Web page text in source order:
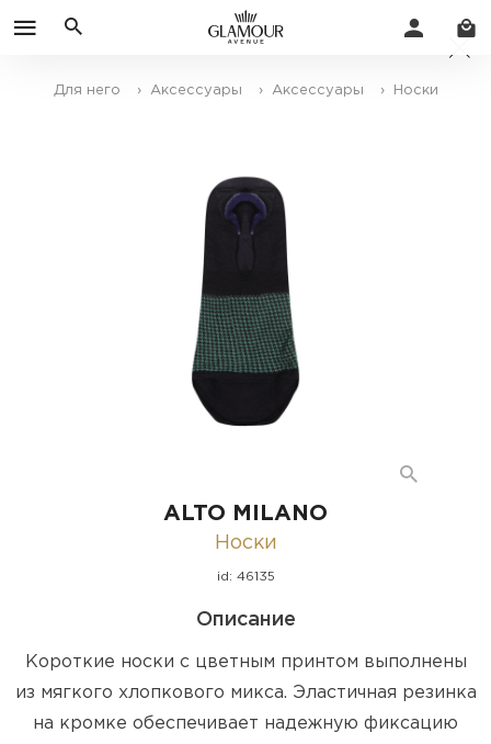
Для него › Аксессуары › Аксессуары › Носки
ALTO MILANO
Носки
id: 46135
Описание
Короткие носки с цветным принтом выполнены
из мягкого хлопкового микса. Эластичная резинка
на кромке обеспечивает надежную фиксацию